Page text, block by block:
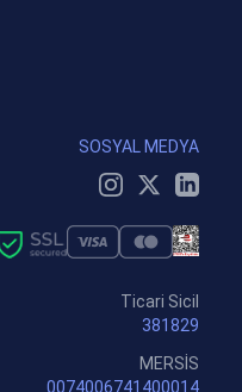
SOSYAL MEDYA
Ticari Sicil
381829
MERSİS
0074006741400014